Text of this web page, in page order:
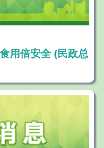
用倍安全 (民政总